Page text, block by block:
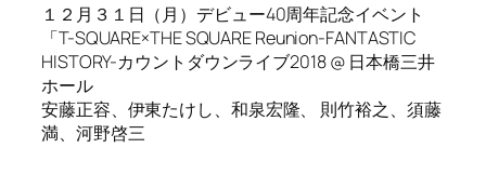
１２月３１日（月）デビュー40周年記念イベント
「T-SQUARE×THE SQUARE Reunion-FANTASTIC
HISTORY-カウントダウンライブ2018 @ 日本橋三井
ホール
安藤正容、伊東たけし、和泉宏隆、 則竹裕之、須藤
満、河野啓三